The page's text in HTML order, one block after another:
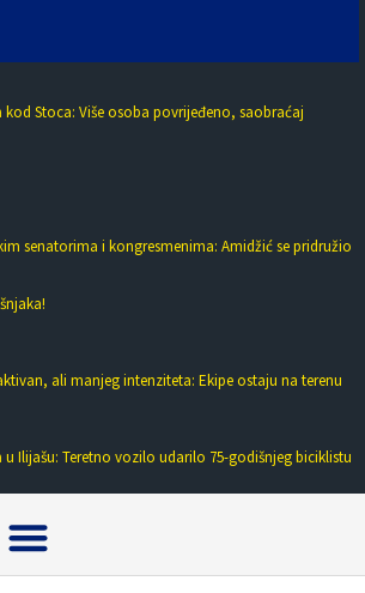
kod Stoca: Više osoba povrijeđeno, saobraćaj
senatorima i kongresmenima: Amidžić se pridružio
ali manjeg intenziteta: Ekipe ostaju na terenu
u Ilijašu: Teretno vozilo udarilo 75-godišnjeg biciklistu